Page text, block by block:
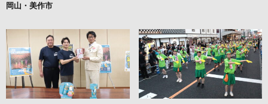
岡山・美作市